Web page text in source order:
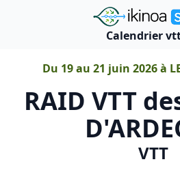
"Ikinoa Sport"
Calendrier
Du 19 au 21 juin 2026 à
RAID VTT
VTT